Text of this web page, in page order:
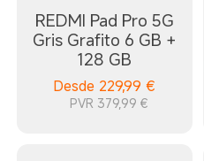
REDMI Pad Pro 5G
Gris Grafito 6 GB +
128 GB
Desde 229,99 €
PVR 379,99 €